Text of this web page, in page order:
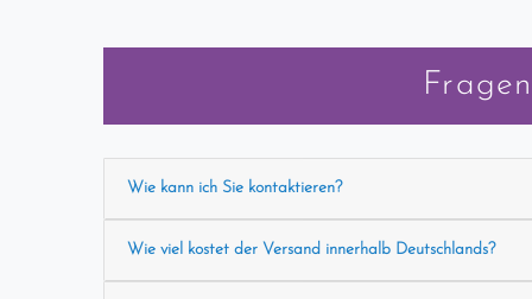
Wie kann ich Sie kontaktieren?
Wie viel kostet der Versand innerhalb Deutschlands?